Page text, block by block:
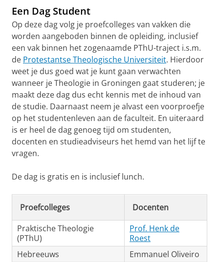
Een Dag Student
Op deze dag volg je proefcolleges van vakken die
worden aangeboden binnen de opleiding, inclusief
een vak binnen het zogenaamde PThU-traject i.s.m.
de Protestantse Theologische Universiteit. Hierdoor
weet je dus goed wat je kunt gaan verwachten
wanneer je Theologie in Groningen gaat studeren; je
maakt deze dag dus echt kennis met de inhoud van
de studie. Daarnaast neem je alvast een voorproefje
op het studentenleven aan de faculteit. En uiteraard
is er heel de dag genoeg tijd om studenten,
docenten en studieadviseurs het hemd van het lijf te
vragen.
De dag is gratis en is inclusief lunch.
Proefcolleges
Docenten
Praktische Theologie
(PThU)
Prof. Henk de
Roest
Hebreeuws
Emmanuel Oliveiro